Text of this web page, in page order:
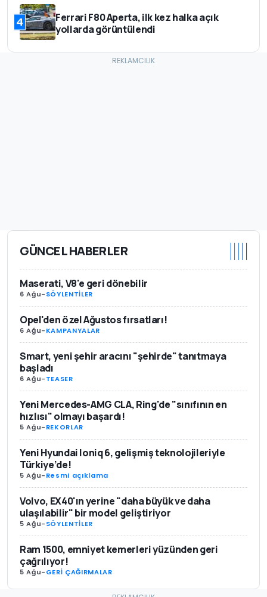
4
Ferrari F80 Aperta, ilk kez halka açık
yollarda görüntülendi
GÜNCEL HABERLER
Maserati, V8'e geri dönebilir
6 Ağu-SÖYLENTİLER
Opel'den özel Ağustos fırsatları!
6 Ağu-KAMPANYALAR
Smart, yeni şehir aracını "şehirde" tanıtmaya
başladı
6 Ağu-TEASER
Yeni Mercedes-AMG CLA, Ring'de "sınıfının en
hızlısı" olmayı başardı!
5 Ağu-REKORLAR
Yeni Hyundai Ioniq 6, gelişmiş teknolojileriyle
Türkiye’de!
5 Ağu-Resmi açıklama
Volvo, EX40'ın yerine "daha büyük ve daha
ulaşılabilir" bir model geliştiriyor
5 Ağu-SÖYLENTİLER
Ram 1500, emniyet kemerleri yüzünden geri
çağrılıyor!
5 Ağu-GERİ ÇAĞIRMALAR